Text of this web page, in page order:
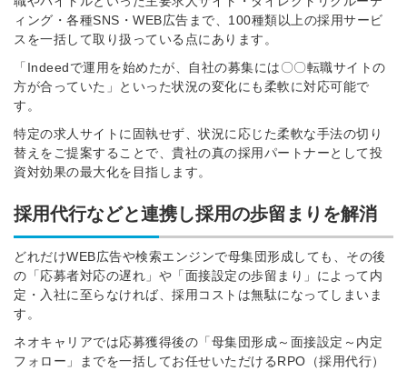
ィング・各種SNS・WEB広告まで、100種類以上の採用サービ
スを一括して取り扱っている点にあります。
「Indeedで運用を始めたが、自社の募集には〇〇転職サイトの
方が合っていた」といった状況の変化にも柔軟に対応可能で
す。
特定の求人サイトに固執せず、状況に応じた柔軟な手法の切り
替えをご提案することで、貴社の真の採用パートナーとして投
資対効果の最大化を目指します。
採用代行などと連携し採用の歩留まりを解消
どれだけWEB広告や検索エンジンで母集団形成しても、その後
の「応募者対応の遅れ」や「面接設定の歩留まり」によって内
定・入社に至らなければ、採用コストは無駄になってしまいま
す。
ネオキャリアでは応募獲得後の「母集団形成～面接設定～内定
フォロー」までを一括してお任せいただけるRPO（採用代行）